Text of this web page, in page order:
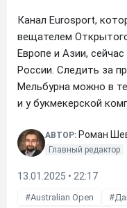
Канал Eurosport,
вещателем
Европе и Азии,
России. Следить за
Мельбурна можно в
и у букмекерской
АВТОР: Роман
Главный редактор
13.01.2025 • 22:17
Australian Open